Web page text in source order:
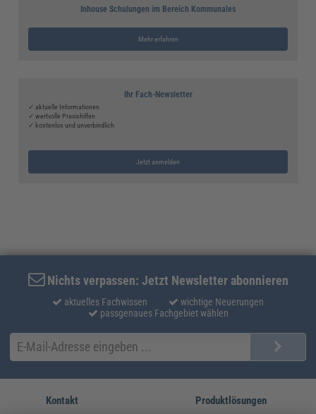
Inhouse Schulungen im Bereich Kommunales
Mehr erfahren
Ihr Fach-Newsletter
✓ aktuelle Informationen
✓ wertvolle Praxishilfen
✓ kostenlos und unverbindlich
Jetzt anmelden
Nichts verpassen: Jetzt Newsletter abonnieren
aktuelles Fachwissen
wichtige Neuerungen
passgenaues Fachgebiet wählen
Kontakt Produktlösungen